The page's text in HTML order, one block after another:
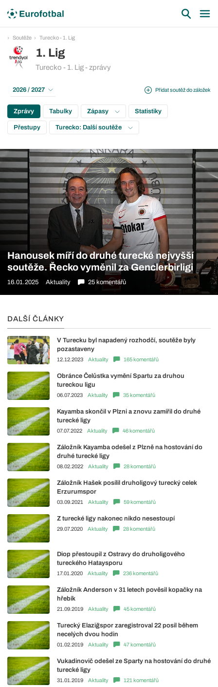
Soutěže Turecko - 1. Lig
1. Lig
Turecko - 1. Lig - zprávy
Přidat soutěž do záložek
2026 / 2027
Zprávy Tabulky Zápasy Statistiky
Přestupy Turecko: Další soutěže
Hanousek míří do druhé turecké nejvyšší
soutěže. Řecko vyměnil za Genclerbirligi
16.01.2025 Aktuality 25 komentářů
DALŠÍ ČLÁNKY
V Turecku byl napadený rozhodčí, soutěže byly
pozastaveny
12.12.2023 Aktuality 165 komentářů
Obránce Čelůstka vymění Spartu za druhou
tureckou ligu
06.07.2023 Aktuality 35 komentářů
Kayamba skončil v Plzni a znovu zamířil do druhé
turecké ligy
07.07.2022 Aktuality 46 komentářů
Záložník Kayamba odešel z Plzně na hostování do
druhé turecké ligy
08.02.2022 Aktuality 28 komentářů
Záložník Hašek posílil druholigový turecký celek
Erzurumspor
03.09.2021 Aktuality 59 komentářů
Z turecké ligy nakonec nikdo nesestoupí
29.07.2020 Aktuality 28 komentářů
Diop přestoupil z Ostravy do druholigového
tureckého Hataysporu
17.01.2020 Aktuality 236 komentářů
Záložník Anderson v 31 letech pověsil kopačky na
hřebík
21.09.2019 Aktuality 45 komentářů
Turecký Elaziğspor zaregistroval 22 posil během
necelých dvou hodin
01.02.2019 Aktuality 47 komentářů
Vukadinovič odešel ze Sparty na hostování do druhé
turecké ligy
31.01.2019 Aktuality 121 komentářů